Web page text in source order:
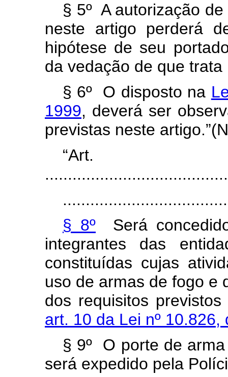
§ 5º A autorização
neste artigo perderá
hipótese de seu
da vedação de que
§ 6º O disposto na
1999, deverá ser
previstas neste
§ 8º Será
integrantes das
constituídas cujas
uso de armas de fogo e
dos requisitos
art. 10 da Lei nº 10.826,
§ 9º O porte de
será expedido pela